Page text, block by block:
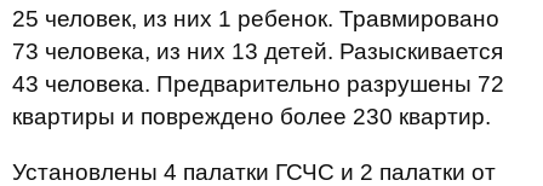
25 человек, из них 1 ребенок. Травмировано
73 человека, из них 13 детей. Разыскивается
43 человека. Предварительно разрушены 72
квартиры и повреждено более 230 квартир.
Установлены 4 палатки ГСЧС и 2 палатки от